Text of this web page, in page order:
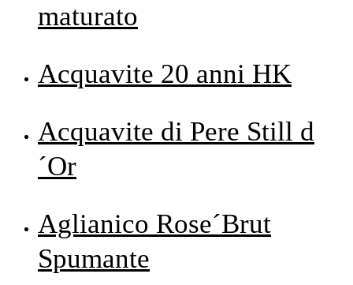
maturato
Acquavite 20 anni HK
Acquavite di Pere Still d
´Or
Aglianico Rose´Brut
Spumante